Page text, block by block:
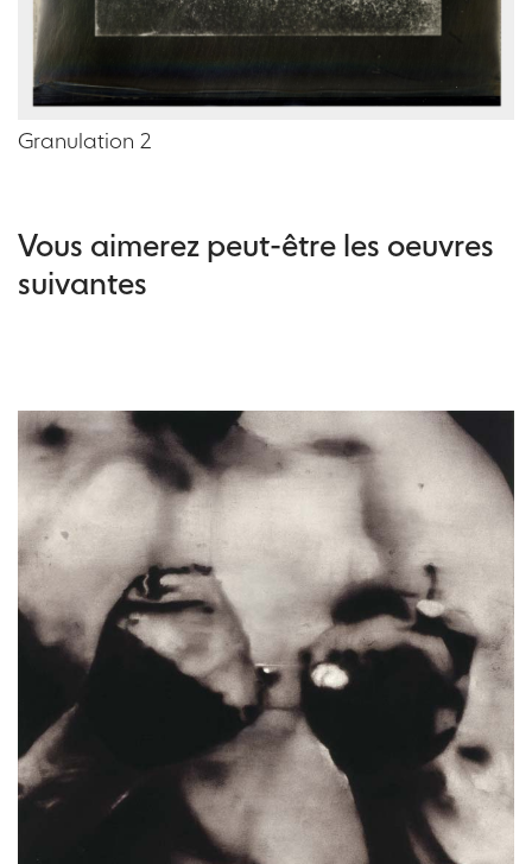
Granulation 2
Vous aimerez peut-être les oeuvres
suivantes